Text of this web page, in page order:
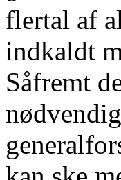
flertal af
indkaldt
Såfremt